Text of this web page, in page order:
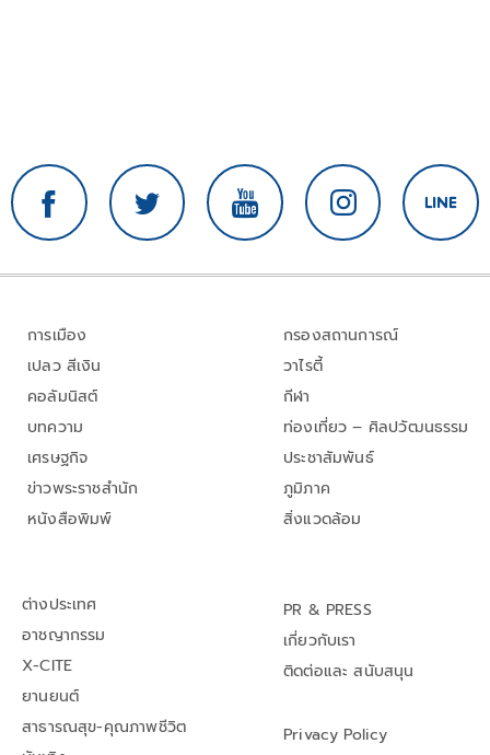
การเมือง
เปลว สีเงิน
คอลัมนิสต์
บทความ
เศรษฐกิจ
ข่าวพระราชสำนัก
หนังสือพิมพ์
กรองสถานการณ์
วาไรตี้
กีฬา
ท่องเที่ยว – ศิลปวัฒนธรรม
ประชาสัมพันธ์
ภูมิภาค
สิ่งแวดล้อม
ต่างประเทศ
อาชญากรรม
X-CITE
ยานยนต์
สาธารณสุข-คุณภาพชีวิต
PR & PRESS
เกี่ยวกับเรา
ติดต่อและ สนับสนุน
Privacy Policy